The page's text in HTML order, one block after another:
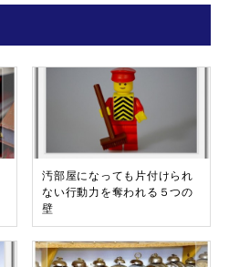
汚部屋になっても片付けられ
ない行動力を奪われる５つの
壁